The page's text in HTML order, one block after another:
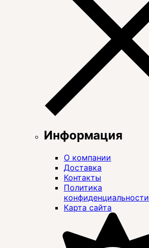
Информация
О компании
Доставка
Контакты
Политика
конфиденциальности
Карта сайта